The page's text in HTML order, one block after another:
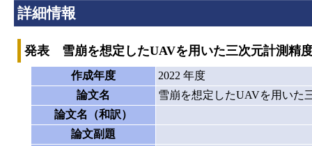
詳細情報
発表 雪崩を想定したUAVを用いた三次元計測精
作成年度
2022 年度
論文名
雪崩を想定したUAVを用いた
論文名（和訳）
論文副題